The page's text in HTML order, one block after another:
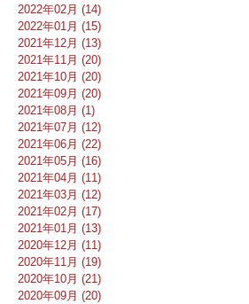
2022年02月 (14)
2022年01月 (15)
2021年12月 (13)
2021年11月 (20)
2021年10月 (20)
2021年09月 (20)
2021年08月 (1)
2021年07月 (12)
2021年06月 (22)
2021年05月 (16)
2021年04月 (11)
2021年03月 (12)
2021年02月 (17)
2021年01月 (13)
2020年12月 (11)
2020年11月 (19)
2020年10月 (21)
2020年09月 (20)